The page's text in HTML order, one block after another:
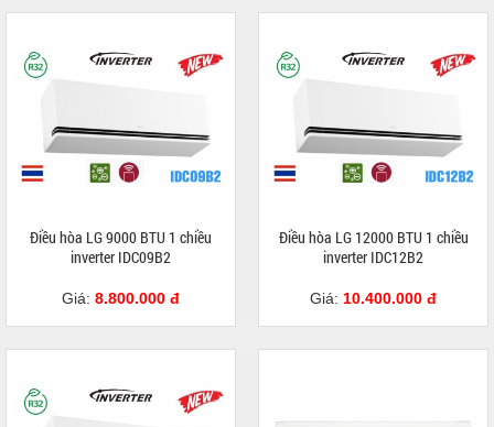
Điều hòa LG 9000 BTU 1 chiều
inverter IDC09B2
Giá: 8.800.000 đ
Điều hòa LG 12000 BTU 1 chiều
inverter IDC12B2
Giá: 10.400.000 đ